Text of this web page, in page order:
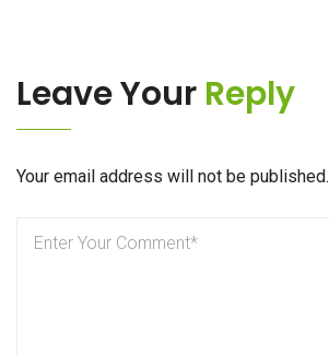
Leave Your Reply
Your email address will not be published.